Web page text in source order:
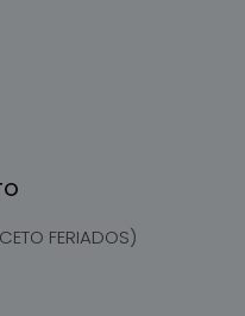
FERIADOS)